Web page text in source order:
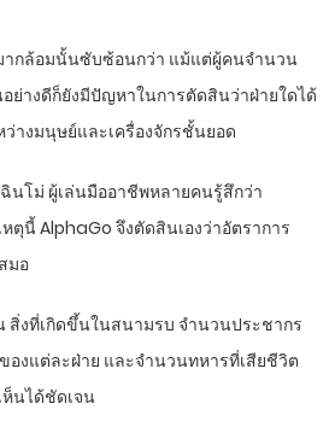
ากล้อมนั้นซับซ้อนกว่า แม้แต่ผู้คนจำนวน
ย่างดีก็ยังมีปัญหาในการตัดสินว่าฝ่ายใดได้
ว่างมนุษย์และเครื่องจักรชั้นยอด
นโม่ ผู้เล่นมืออาชีพหลายคนรู้สึกว่า
ตุนี้ AlphaGo จึงตัดสินเองว่าอัตราการ
มอ
สิ่งที่เกิดขึ้นในสนามรบ จำนวนประชากร
องแต่ละฝ่าย และจำนวนทหารที่เสียชีวิต
นได้ชัดเจน